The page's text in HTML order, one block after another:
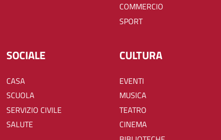
COMMERCIO
SPORT
SOCIALE
CASA
SCUOLA
SERVIZIO CIVILE
SALUTE
CULTURA
EVENTI
MUSICA
TEATRO
CINEMA